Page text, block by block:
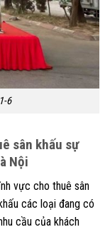
6
sân khấu sự
Nội
vực cho thuê sân
các loại đang có
cầu của khách